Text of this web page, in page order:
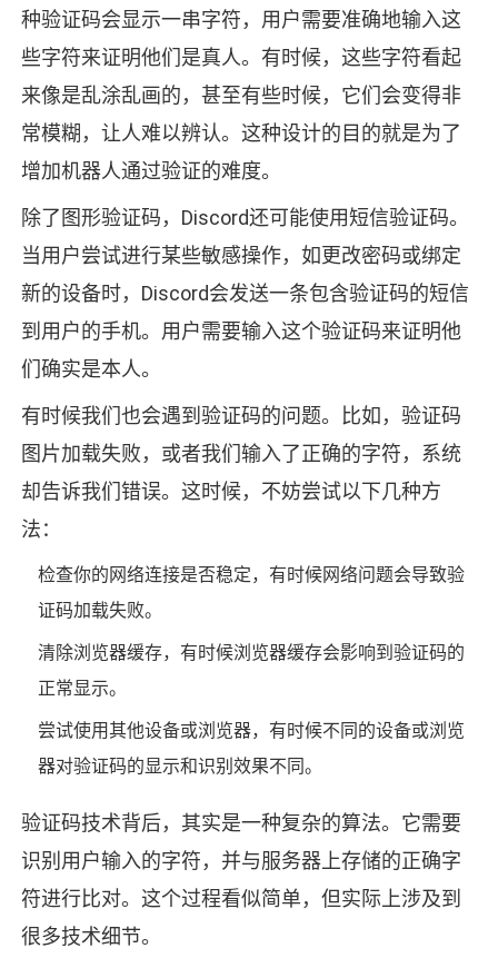
种验证码会显示一串字符，用户需要准确地输入这
些字符来证明他们是真人。有时候，这些字符看起
来像是乱涂乱画的，甚至有些时候，它们会变得非
常模糊，让人难以辨认。这种设计的目的就是为了
增加机器人通过验证的难度。
除了图形验证码，Discord还可能使用短信验证码。
当用户尝试进行某些敏感操作，如更改密码或绑定
新的设备时，Discord会发送一条包含验证码的短信
到用户的手机。用户需要输入这个验证码来证明他
们确实是本人。
有时候我们也会遇到验证码的问题。比如，验证码
图片加载失败，或者我们输入了正确的字符，系统
却告诉我们错误。这时候，不妨尝试以下几种方
法：
检查你的网络连接是否稳定，有时候网络问题会导致验
证码加载失败。
清除浏览器缓存，有时候浏览器缓存会影响到验证码的
正常显示。
尝试使用其他设备或浏览器，有时候不同的设备或浏览
器对验证码的显示和识别效果不同。
验证码技术背后，其实是一种复杂的算法。它需要
识别用户输入的字符，并与服务器上存储的正确字
符进行比对。这个过程看似简单，但实际上涉及到
很多技术细节。